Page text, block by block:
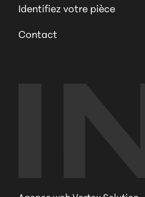
Identifiez votre pièce
Contact